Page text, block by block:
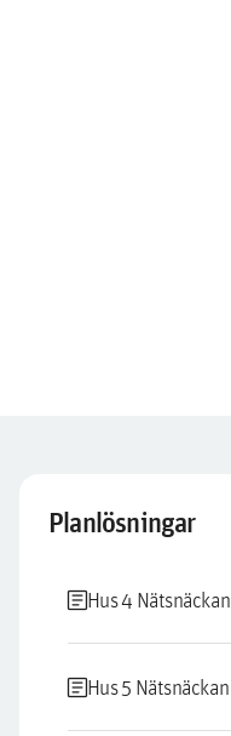
Planlösningar
articleHus 4 Nätsnäckan
articleHus 5 Nätsnäckan